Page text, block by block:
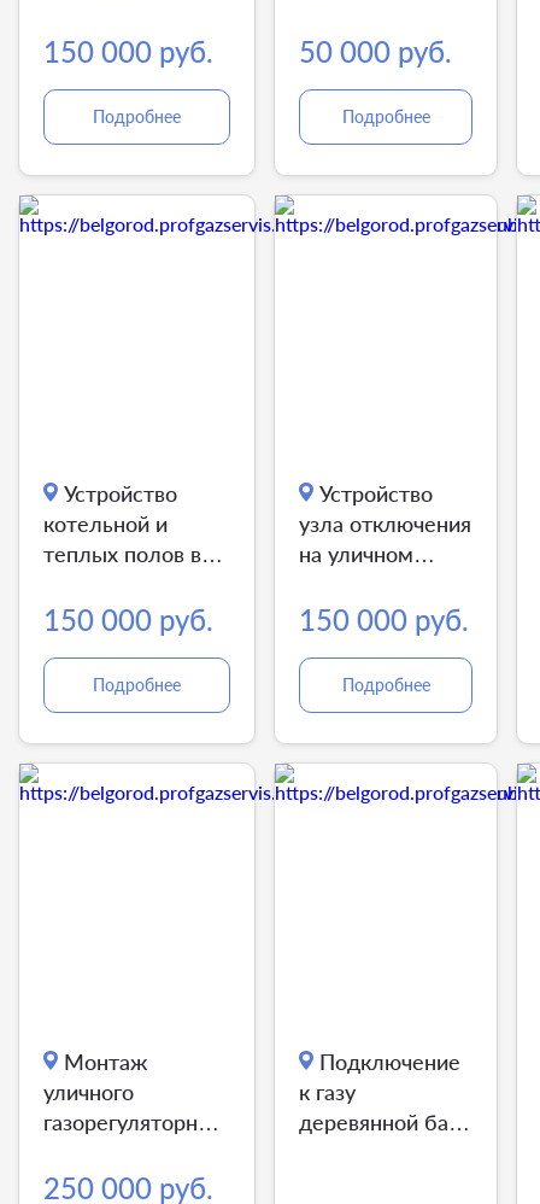
150 000 руб.
Подробнее
50 000 руб.
Подробнее
Устройство
котельной и
теплых полов в
бане
150 000 руб.
Подробнее
Устройство
узла отключения
на уличном
150 000 руб.
Подробнее
Монтаж
уличного
газорегуляторного
250 000 руб.
Подключение
к газу
деревянной бани